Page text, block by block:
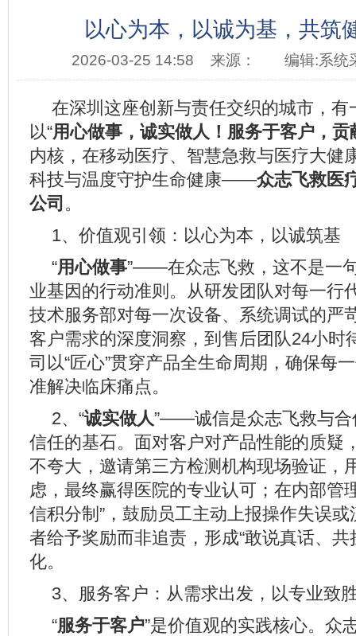
以心为本，以诚为基，共筑
2026-03-25 14:58 来源： 编辑:系统
在深圳这座创新与责任交织的城市，有
以“用心做事，诚实做人！服务于客户，贡
内核，在移动医疗、智慧急救与医疗大健
科技与温度守护生命健康——众志飞救医
公司 。
1、价值观引领：以心为本，以诚筑基
“用心做事”——在众志飞救，这不是一
业基因的行动准则。从研发团队对每一行
技术服务部对每一次设备、系统调试的严
客户需求的深度洞察，到售后团队24小时
司以“匠心”贯穿产品全生命周期，确保每
准解决临床痛点。
2、“诚实做人”——诚信是众志飞救与合
信任的基石。面对客户对产品性能的质疑
不夸大，邀请第三方检测机构现场验证，
虑，最终赢得医院的专业认可；在内部管
信积分制”，鼓励员工主动上报操作失误
者给予奖励而非追责，形成“敢说真话、共
化。
3、服务客户：从需求出发，以专业致
“服务于客户”是价值观的实践核心。众